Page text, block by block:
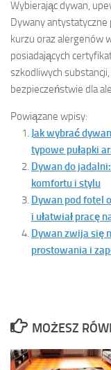
Wybierając dywan,
Dywany
kurzu oraz alergenów
posiadających
szkodliwych
bezpieczeństwie dla
Powiązane wpisy:
Jak wybrać
typowe pułapki
Dywan do
komfortu i stylu
Dywan pod fotel
i ułatwiał pracę
Dywan zwija się
prostowania i
MOŻESZ